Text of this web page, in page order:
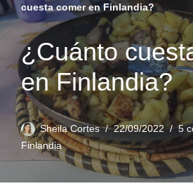
cuesta comer en Finlandia?
¿Cuánto
en Finlandia?
Sheila Cortes 22/09/2022
5
Finlandia